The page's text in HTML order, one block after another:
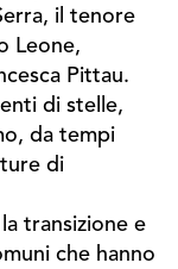
il tenore
Leone,
Pittau.
di stelle,
da tempi
di
transizione e
che hanno